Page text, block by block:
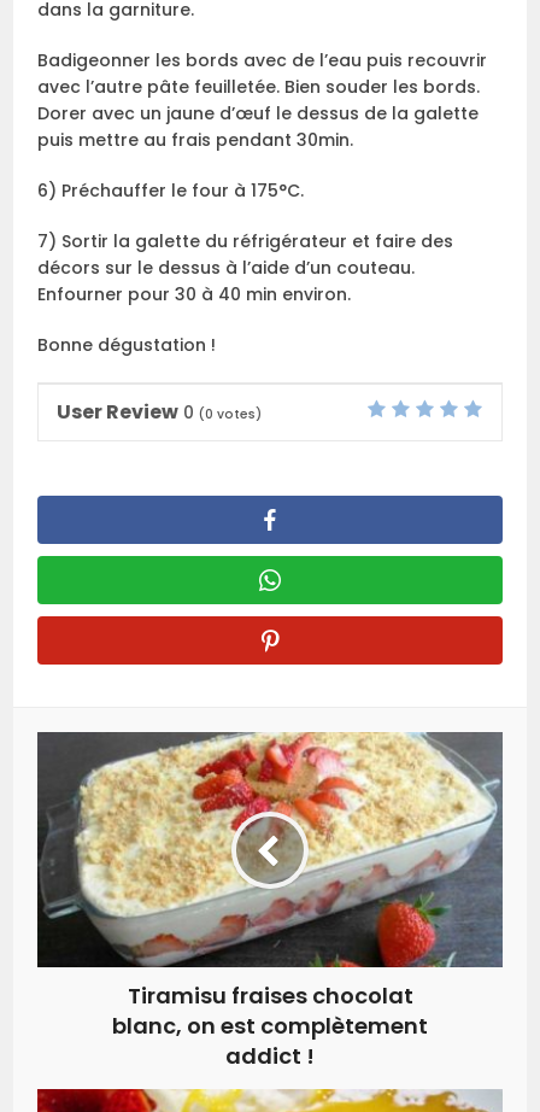
dans la garniture.
Badigeonner les bords avec de l’eau puis recouvrir
avec l’autre pâte feuilletée. Bien souder les bords.
Dorer avec un jaune d’œuf le dessus de la galette
puis mettre au frais pendant 30min.
6) Préchauffer le four à 175°C.
7) Sortir la galette du réfrigérateur et faire des
décors sur le dessus à l’aide d’un couteau.
Enfourner pour 30 à 40 min environ.
Bonne dégustation !
User Review 0 (0 votes)
Tiramisu fraises chocolat
blanc, on est complètement
addict !